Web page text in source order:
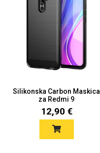
Silikonska Carbon Maskica
za Redmi 9
12,90 €
Životinjsko carstvo
Univerzalne futrole i
maskice